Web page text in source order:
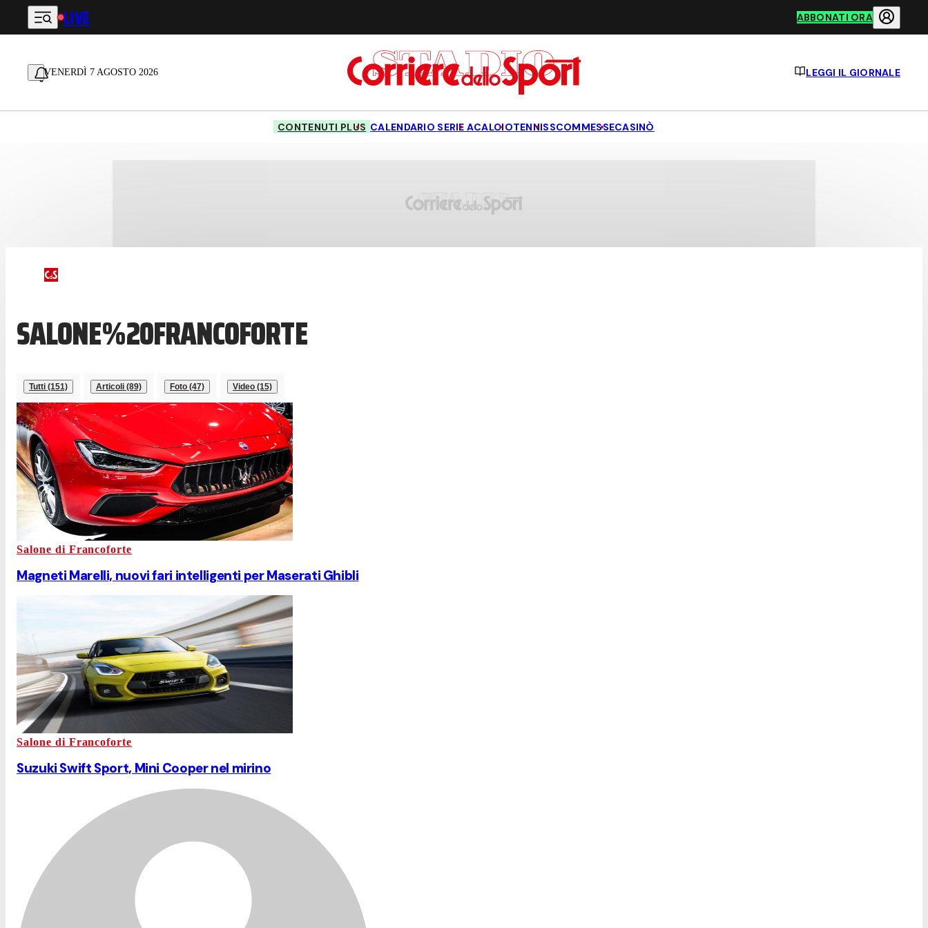
Vai al contenuto principale
LIVE ABBONATI ORA
VENERDÌ 7 AGOSTO 2026 LEGGI IL GIORNALE
CONTENUTI PLUS CALENDARIO SERIE ACALCIOTENNISSCOMMESSECASINÒ
SALONE%20FRANCOFORTE
Tutti (151) Articoli (89) Foto (47) Video (15)
Salone di Francoforte
Magneti Marelli, nuovi fari intelligenti per Maserati Ghibli
Salone di Francoforte
Suzuki Swift Sport, Mini Cooper nel mirino